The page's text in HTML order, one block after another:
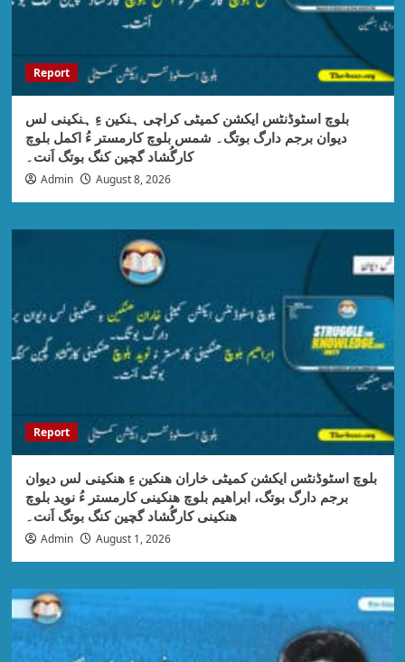
Report
بلوچ اسٹوڈنٹس ایکشن کمیٹی کراچی ہنکین ءِ ہنکینی لس
دیوان برجم دارگ بوتگ۔ شمس بلوچ کارمستر ءُ اکمل بلوچ
کارگُشاد گچین کنگ بوتگ اَنت۔
Admin August 8, 2026
Report
بلوچ اسٹوڈنٹس ایکشن کمیٹی خاران ھنکین ءِ ھنکینی لس دیوان
برجم دارگ بوتگ، ابراھیم بلوچ ھنکینی کارمستر ءُ نوید بلوچ
ھنکینی کارگُشاد گچین کنگ بوتگ اَنت۔
Admin August 1, 2026